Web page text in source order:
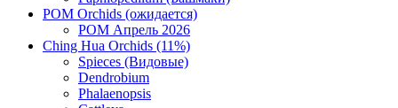
POM Orchids (ожидается)
POM Апрель 2026
Ching Hua Orchids (11%)
Spieces (Видовые)
Dendrobium
Phalaenopsis